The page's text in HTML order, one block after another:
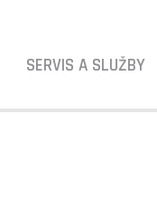
SERVIS A SLUŽBY